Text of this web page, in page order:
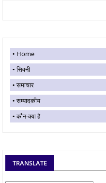
Home
सिवनी
समाचार
सम्पादकीय
कौन-क्या है
TRANSLATE